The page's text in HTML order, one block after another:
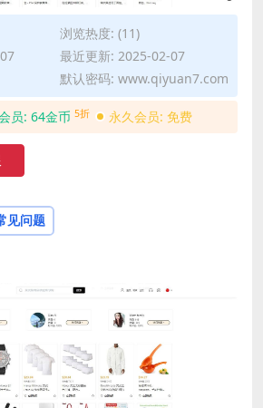
浏览热度: (11)
最近更新: 2025-02-07
默认密码: www.qiyuan7.com
员: 64金币 5折 永久会员: 免费
见问题